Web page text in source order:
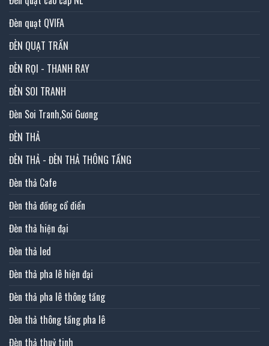
Đèn quạt QVIFA
ĐÈN QUẠT TRẦN
ĐÈN RỌI - THANH RAY
ĐÈN SOI TRANH
Đèn Soi Tranh,Soi Gương
ĐÈN THẢ
ĐÈN THẢ - ĐÈN THẢ THÔNG TẦNG
Đèn thả Cafe
Đèn thả đồng cổ điển
Đèn thả hiện đại
Đèn thả led
Đèn thả pha lê hiện đại
Đèn thả pha lê thông tầng
Đèn thả thông tầng pha lê
Đèn thả thuỷ tinh